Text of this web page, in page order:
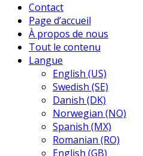
Contact
Page d’accueil
À propos de nous
Tout le contenu
Langue
English (US)
Swedish (SE)
Danish (DK)
Norwegian (NO)
Spanish (MX)
Romanian (RO)
English (GB)